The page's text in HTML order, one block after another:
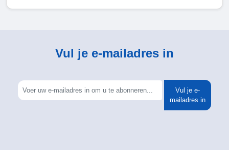
Vul je e-mailadres in
Vul je e-
mailadres in